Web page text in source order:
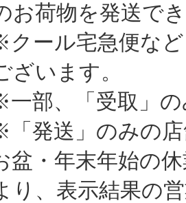
お荷物を発送で
ル宅急便など
ざいます。
、「受取」の
送」のみの店
・年末年始の
り、表示結果の